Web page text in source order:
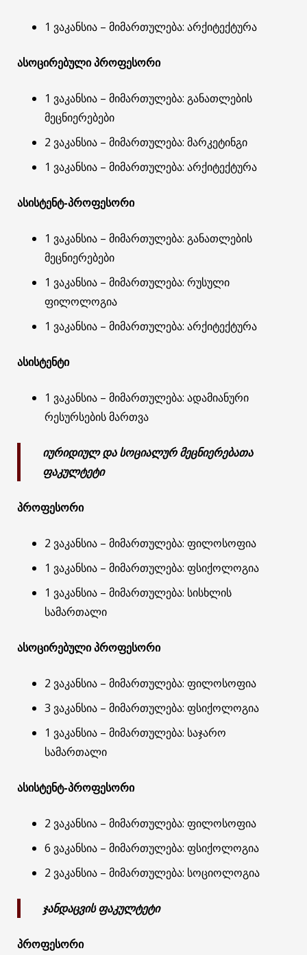
1 ვაკანსია – მიმართულება: არქიტექტურა
ასოცირებული პროფესორი
1 ვაკანსია – მიმართულება: განათლების
მეცნიერებები
2 ვაკანსია – მიმართულება: მარკეტინგი
1 ვაკანსია – მიმართულება: არქიტექტურა
ასისტენტ-პროფესორი
1 ვაკანსია – მიმართულება: განათლების
მეცნიერებები
1 ვაკანსია – მიმართულება: რუსული
ფილოლოგია
1 ვაკანსია – მიმართულება: არქიტექტურა
ასისტენტი
1 ვაკანსია – მიმართულება: ადამიანური
რესურსების მართვა
იურიდიულ და სოციალურ მეცნიერებათა
ფაკულტეტი
პროფესორი
2 ვაკანსია – მიმართულება: ფილოსოფია
1 ვაკანსია – მიმართულება: ფსიქოლოგია
1 ვაკანსია – მიმართულება: სისხლის
სამართალი
ასოცირებული პროფესორი
2 ვაკანსია – მიმართულება: ფილოსოფია
3 ვაკანსია – მიმართულება: ფსიქოლოგია
1 ვაკანსია – მიმართულება: საჯარო
სამართალი
ასისტენტ-პროფესორი
2 ვაკანსია – მიმართულება: ფილოსოფია
6 ვაკანსია – მიმართულება: ფსიქოლოგია
2 ვაკანსია – მიმართულება: სოციოლოგია
ჯანდაცვის ფაკულტეტი
პროფესორი